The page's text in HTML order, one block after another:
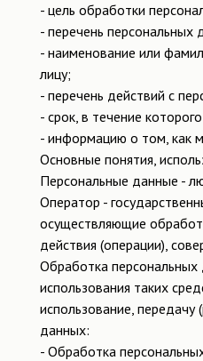
- цель обработки
- перечень персональных
- наименование или
лицу;
- перечень действий с
- срок, в течение
- информацию о том, как
Основные понятия,
Персональные данные -
Оператор -
осуществляющие
действия (операции),
Обработка персональных
использования таких
использование,
данных:
- Обработка